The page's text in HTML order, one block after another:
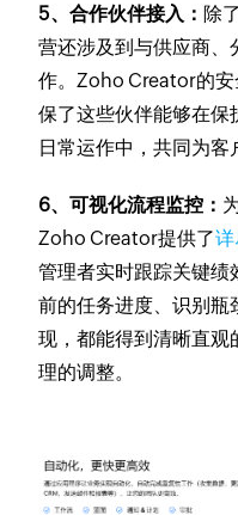
5、合作伙伴接入： 除
营还涉及到与供应商、
作。Zoho Creator的安
保了这些伙伴能够在保
日常运作中，共同为客
6、可视化流程监控：
Zoho Creator提供了
管理者实时跟踪关键绩
前的任务进度、识别瓶
现，都能得到清晰直观
理的调整。